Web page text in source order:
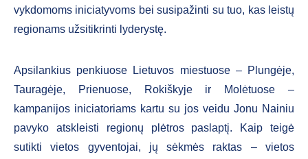
vykdomoms iniciatyvoms bei susipažinti su tuo, kas leistų
regionams užsitikrinti lyderystę.
Apsilankius penkiuose Lietuvos miestuose – Plungėje,
Tauragėje, Prienuose, Rokiškyje ir Molėtuose –
kampanijos iniciatoriams kartu su jos veidu Jonu Nainiu
pavyko atskleisti regionų plėtros paslaptį. Kaip teigė
sutikti vietos gyventojai, jų sėkmės raktas – vietos